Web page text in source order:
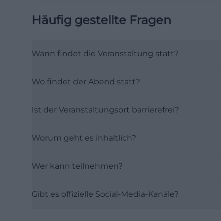
Häufig gestellte Fragen
Wann findet die Veranstaltung statt?
Wo findet der Abend statt?
Ist der Veranstaltungsort barrierefrei?
Worum geht es inhaltlich?
Wer kann teilnehmen?
Gibt es offizielle Social-Media-Kanäle?